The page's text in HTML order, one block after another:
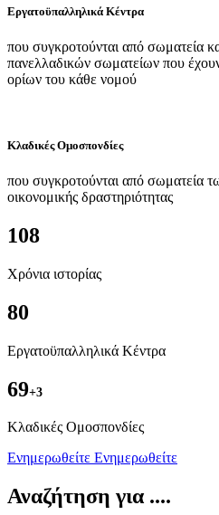
Εργατοϋπαλληλικά Κέντρα
που συγκροτούνται από σωματεία
πανελλαδικών σωματείων που
ορίων του κάθε νομού
Κλαδικές Ομοσπονδίες
που συγκροτούνται από σωματεία
οικονομικής δραστηριότητας
108
Χρόνια ιστορίας
80
Εργατοϋπαλληλικά Κέντρα
69+3
Kλαδικές Ομοσπονδίες
Ενημερωθείτε Ενημερωθείτε
Αναζήτηση για ....